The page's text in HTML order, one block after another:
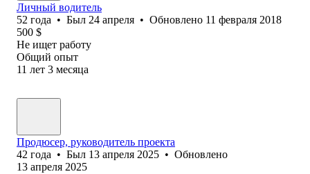
Личный водитель
52 года • Был 24 апреля • Обновлено 11 февраля 2018
500 $
Не ищет работу
Общий опыт
11 лет 3 месяца
Продюсер, руководитель проекта
42 года • Был 13 апреля 2025 • Обновлено
13 апреля 2025